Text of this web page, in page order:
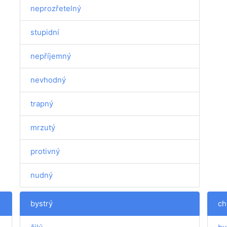
neprozřetelný
stupidní
nepříjemný
nevhodný
trapný
mrzutý
protivný
nudný
bystrý